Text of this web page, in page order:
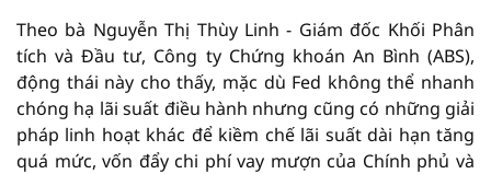
Theo bà Nguyễn Thị Thùy Linh - Giám đốc Khối Phân
tích và Đầu tư, Công ty Chứng khoán An Bình (ABS),
động thái này cho thấy, mặc dù Fed không thể nhanh
chóng hạ lãi suất điều hành nhưng cũng có những giải
pháp linh hoạt khác để kiềm chế lãi suất dài hạn tăng
quá mức, vốn đẩy chi phí vay mượn của Chính phủ và